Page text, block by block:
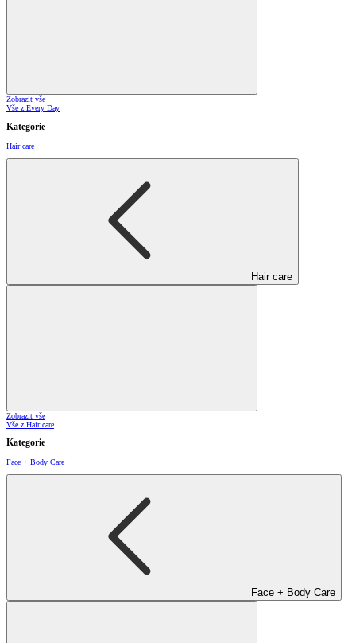
Zobrazit vše
Vše z Every Day
Kategorie
Hair care
Hair care
Zobrazit vše
Vše z Hair care
Kategorie
Face + Body Care
Face + Body Care